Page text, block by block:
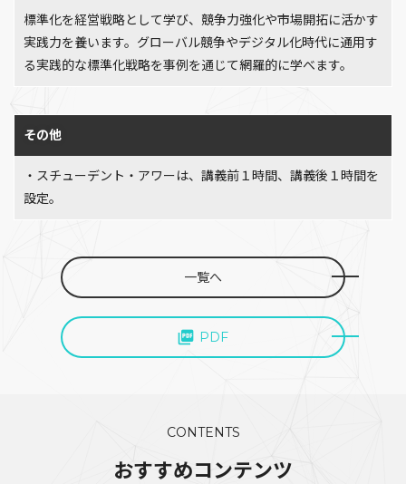
標準化を経営戦略として学び、競争力強化や市場開拓に活かす
実践力を養います。グローバル競争やデジタル化時代に通用す
る実践的な標準化戦略を事例を通じて網羅的に学べます。
その他
・スチューデント・アワーは、講義前１時間、講義後１時間を
設定。
一覧へ
PDF
CONTENTS
おすすめコンテンツ